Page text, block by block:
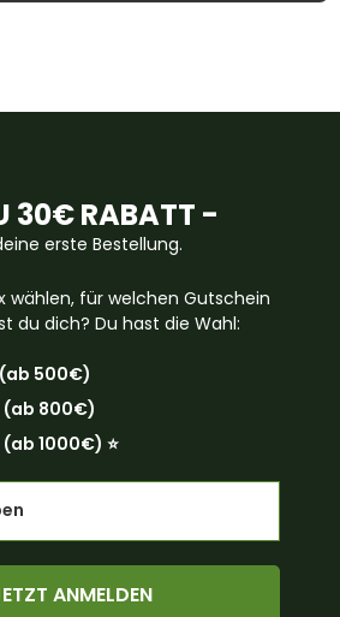
30€ RABATT -
erste Bestellung.
wählen, für welchen Gutschein
du dich? Du hast die Wahl:
500€)
800€)
1000€) ⭐️
ANMELDEN